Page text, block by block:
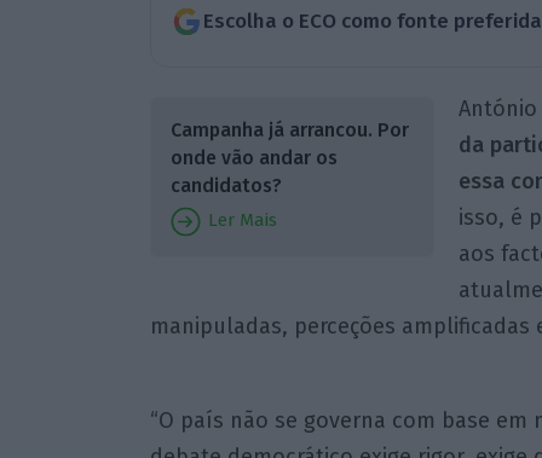
Escolha o ECO como fonte
Campanha já arrancou. Por
onde vão andar os
candidatos?
Ler Mais
António
da
essa
isso, é
aos
manipuladas, perceções amplificadas
“O país não se governa com base em